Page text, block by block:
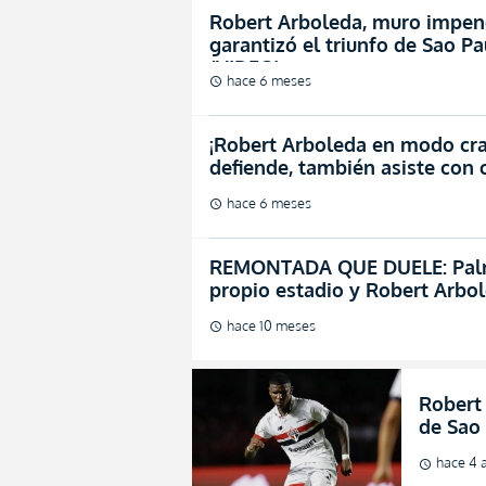
Robert Arboleda, muro
garantizó el triunfo de Sao
(VIDEO)
schedule hace 6 meses
¡Robert Arboleda en modo
defiende, también asiste con
schedule hace 6 meses
REMONTADA QUE DUELE:
propio estadio y Robert
schedule hace 10 meses
de
schedule hace 4